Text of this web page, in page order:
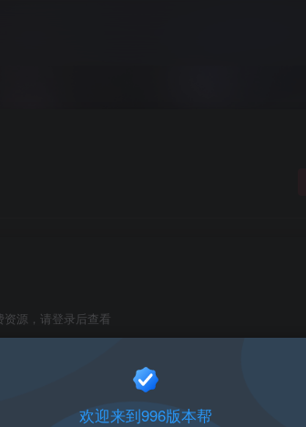
资源，请登录后查看
欢迎来到996版本帮